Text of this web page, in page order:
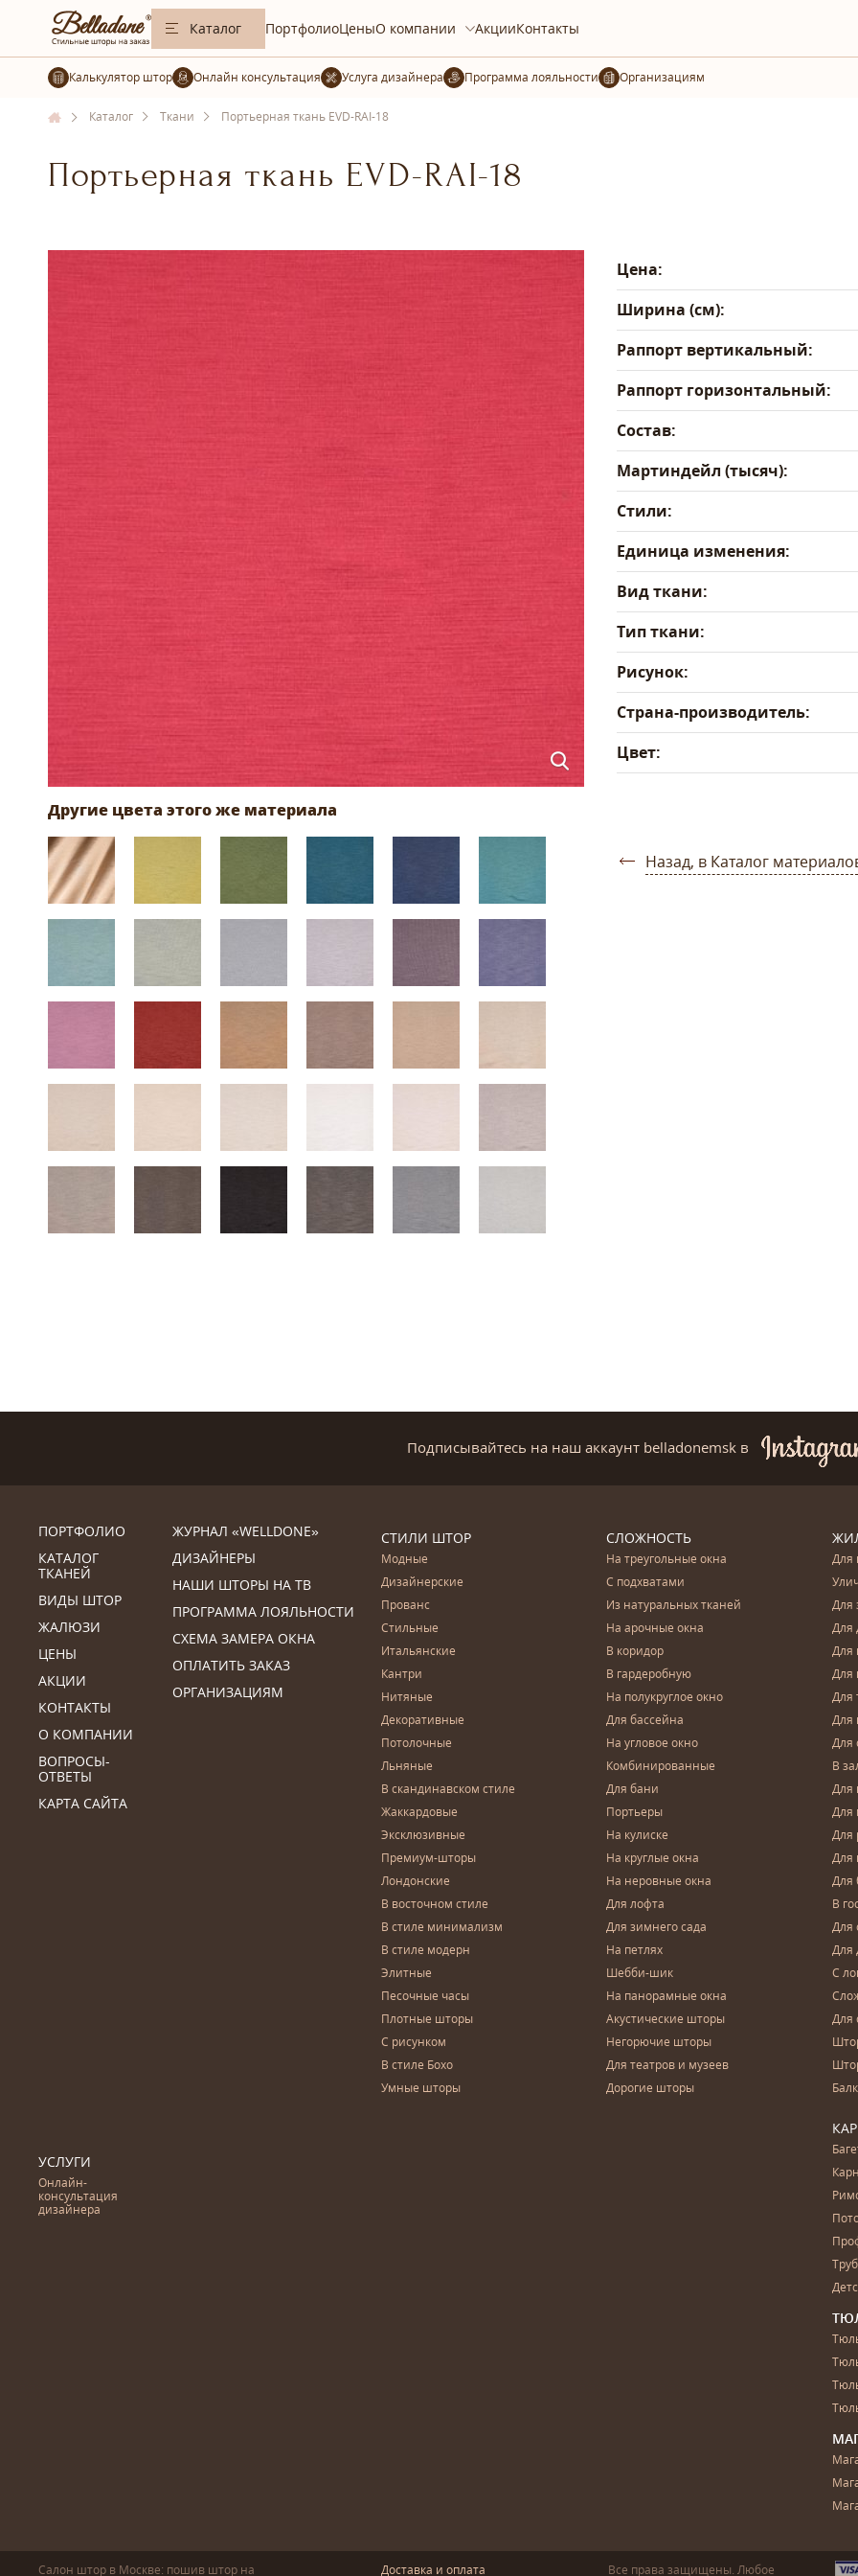
Каталог ПортфолиоЦеныО компании АкцииКонтакты
Калькулятор штор Услуга дизайнера Организациям
Каталог Ткани Портьерная ткань EVD-RAI-18
Портьерная ткань EVD-RAI-18
Цена:
Ширина (см):
Раппорт вертикальный:
Раппорт горизонтальный:
Состав:
Мартиндейл (тысяч):
Стили:
Единица изменения:
Вид ткани:
Тип ткани:
Рисунок:
Страна-производитель:
Цвет:
Назад, в Каталог
Подписывайтесь на наш аккаунт belladonemsk в
ПОРТФОЛИО
КАТАЛОГ
ТКАНЕЙ
ВИДЫ ШТОР
ЖАЛЮЗИ
ЦЕНЫ
АКЦИИ
КОНТАКТЫ
О КОМПАНИИ
ВОПРОСЫ-
ОТВЕТЫ
КАРТА САЙТА
ЖУРНАЛ «WELLDONE»
ДИЗАЙНЕРЫ
НАШИ ШТОРЫ НА ТВ
ПРОГРАММА ЛОЯЛЬНОСТИ
СХЕМА ЗАМЕРА ОКНА
ОПЛАТИТЬ ЗАКАЗ
ОРГАНИЗАЦИЯМ
УСЛУГИ
Онлайн-
консультация
дизайнера
СТИЛИ ШТОР
Модные
Дизайнерские
Прованс
Стильные
Итальянские
Кантри
Нитяные
Декоративные
Потолочные
Льняные
В скандинавском стиле
Жаккардовые
Эксклюзивные
Премиум-шторы
Лондонские
В восточном стиле
В стиле минимализм
В стиле модерн
Элитные
Песочные часы
Плотные шторы
С рисунком
В стиле Бохо
Умные шторы
СЛОЖНОСТЬ
На треугольные окна
С подхватами
Из натуральных тканей
На арочные окна
В коридор
В гардеробную
На полукруглое окно
Для бассейна
На угловое окно
Комбинированные
Для бани
Портьеры
На кулиске
На круглые окна
На неровные окна
Для лофта
Для зимнего сада
На петлях
Шебби-шик
На панорамные окна
Акустические шторы
Негорючие шторы
Для театров и музеев
Дорогие шторы
Для
Для
Для
Для
Для
Для
Для
Для
В
Для
Для
Для
Для
Для
В
Для
Для
С
Для
Салон штор в Москве: пошив штор на Доставка и оплата Все права защищены. Любое